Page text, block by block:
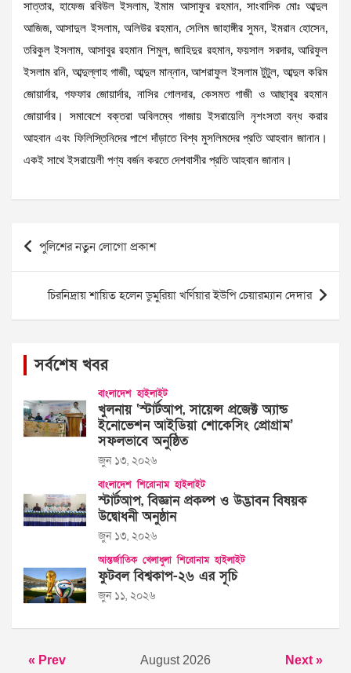
সাত্তার, হাফেজ রবিউল ইসলাম, ইমাম আসাফুর রহমান, সাংবাদিক মোঃ আব্দুল
আজিজ, আসাদুল ইসলাম, অলিউর রহমান, সেলিম জাহাঙ্গীর সুমন, ইমরান হোসেন,
তরিকুল ইসলাম, আসাবুর রহমান শিমুল, জাহিদুর রহমান, ফয়সাল সরদার, আরিফুল
ইসলাম রনি, আব্দুল্লাহ গাজী, আব্দুল মান্নান, আশরাফুল ইসলাম টুটুল, আব্দুল করিম
জোয়ার্দার, গফফার জোয়ার্দার, নাসির গোলদার, কেসমত গাজী ও আছাবুর রহমান
জোয়ার্দার। সমাবেশে বক্তরা অবিলম্বে গাজায় ইসরায়েলি নৃশংসতা বন্ধ করার
আহবান এবং ফিলিস্তিনিদের পাশে দাঁড়াতে বিশ্ব মুসলিমদের প্রতি আহবান জানান।
একই সাথে ইসরায়েলী পণ্য বর্জন করতে দেশবাসীর প্রতি আহবান জানান।
Post
navigation
পুলিশের নতুন লোগো প্রকাশ
চিরনিদ্রায় শায়িত হলেন ডুমুরিয়া খর্ণিয়ার ইউপি চেয়ারম্যান দেদার
সর্বশেষ খবর
বাংলাদেশ হাইলাইট
খুলনায় ‘স্টার্টআপ, সায়েন্স প্রজেক্ট অ্যান্ড
ইনোভেশন আইডিয়া শোকেসিং প্রোগ্রাম’
সফলভাবে অনুষ্ঠিত
জুন ১৩, ২০২৬
বাংলাদেশ শিরোনাম হাইলাইট
স্টার্টআপ, বিজ্ঞান প্রকল্প ও উদ্ভাবন বিষয়ক
উদ্বোধনী অনুষ্ঠান
জুন ১৩, ২০২৬
আন্তর্জাতিক খেলাধুলা শিরোনাম হাইলাইট
ফুটবল বিশ্বকাপ-২৬ এর সূচি
জুন ১১, ২০২৬
« Prev August 2026 Next »